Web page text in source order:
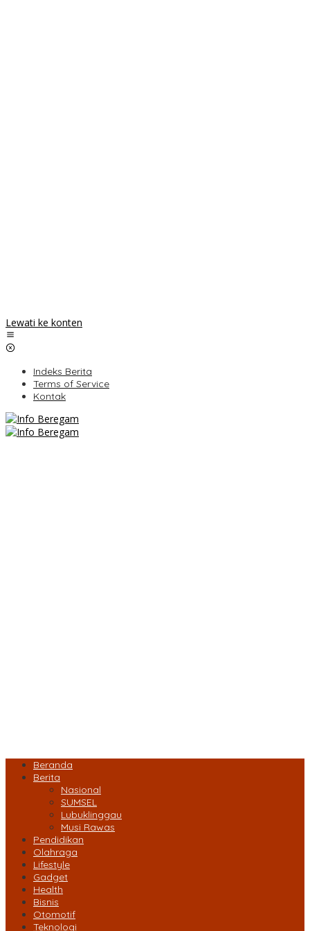
Lewati ke konten
Indeks Berita
Terms of Service
Kontak
Beranda
Berita
Nasional
SUMSEL
Lubuklinggau
Musi Rawas
Pendidikan
Olahraga
Lifestyle
Gadget
Health
Bisnis
Otomotif
Teknologi